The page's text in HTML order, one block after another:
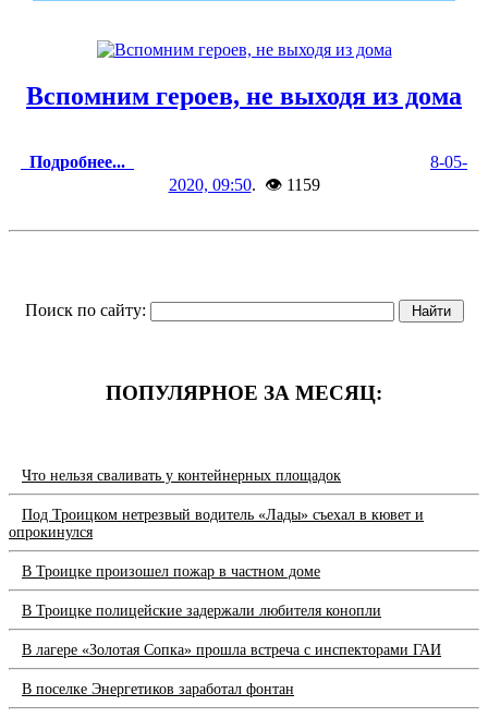
Вспомним героев, не выходя из дома
Подробнее...
8-05-
2020, 09:50. 👁 1159
Поиск по сайту:
ПОПУЛЯРНОЕ ЗА МЕСЯЦ:
Что нельзя сваливать у контейнерных площадок
Под Троицком нетрезвый водитель «Лады» съехал в кювет и
опрокинулся
В Троицке произошел пожар в частном доме
В Троицке полицейские задержали любителя конопли
В лагере «Золотая Сопка» прошла встреча с инспекторами ГАИ
В поселке Энергетиков заработал фонтан